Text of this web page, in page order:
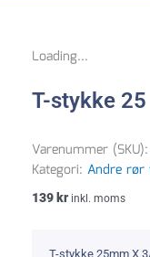
Loading...
T-stykke
Varenummer (SKU):
Kategori: Andre
139 kr inkl. moms
T-stykke 25mm X